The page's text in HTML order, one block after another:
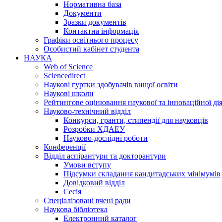
Нормативна база
Документи
Зразки документів
Контактна інформація
Графіки освітнього процесу
Особистий кабінет студента
НАУКА
Web of Science
Sciencedirect
Наукові гуртки здобувачів вищої освіти
Наукові школи
Рейтингове оцінювання наукової та інноваційної
Науково-технічний відділ
Конкурси, гранти, стипендії для науковців
Розробки ХДАЕУ
Науково-дослідні роботи
Конференції
Відділ аспірантури та докторантури
Умови вступу
Підсумки складання кандитадських мінімумів
Довідковий відділ
Сесія
Спеціалізовані вчені ради
Наукова бібліотека
Електронний каталог